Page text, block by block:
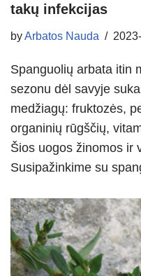
takų infekcijas
byArbatos Nauda
Spanguolių arbata itin
sezonu dėl savyje
medžiagų: fruktozės,
organinių rūgščių,
Šios uogos žinomos ir
Susipažinkime su